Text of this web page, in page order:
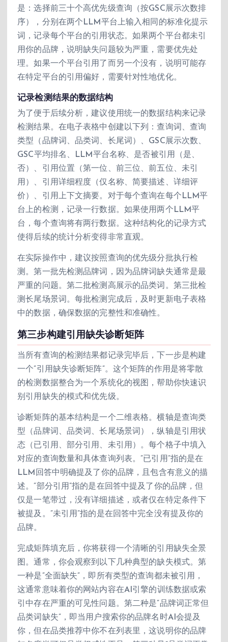
是：选择前三十个高优先级查询（按GSC展示次数排
序），分别在两个LLM平台上输入相同的标准化提示
词，记录每个平台的引用状态。如果两个平台都未引
用你的品牌，说明缺失问题较为严重，需要优先处
理。如果一个平台引用了而另一个没有，说明可能存
在特定平台的引用偏好，需要针对性地优化。
记录检测结果的数据结构
为了便于后续分析，建议使用统一的数据结构来记录
检测结果。在电子表格中创建以下列：查询词、查询
类型（品牌词、品类词、长尾词）、GSC展示次数、
GSC平均排名、LLM平台名称、是否被引用（是、
否）、引用位置（第一位、前三位、前五位、未引
用）、引用详细程度（仅名称、简要描述、详细评
价）、引用上下文摘要。对于每个查询在每个LLM平
台上的检测，记录一行数据。如果使用两个LLM平
台，每个查询将有两行数据。这种结构化的记录方式
使得后续的统计分析变得非常直观。
在实际操作中，建议按照查询的优先级分批执行检
测。第一批先检测品牌词，因为品牌词缺失通常是最
严重的问题。第二批检测高展示的品类词。第三批检
测长尾场景词。每批检测完成后，及时更新电子表格
中的数据，确保数据的完整性和准确性。
第三步构建引用缺失诊断矩阵
当所有查询的检测结果都记录完毕后，下一步是构建
一个”引用缺失诊断矩阵”。这个矩阵的作用是将零散
的检测数据整合为一个系统化的视图，帮助你快速识
别引用缺失的模式和优先级。
诊断矩阵的基本结构是一个二维表格。横轴是查询类
型（品牌词、品类词、长尾场景词），纵轴是引用状
态（已引用、部分引用、未引用）。每个格子中填入
对应的查询数量和具体查询列表。”已引用”指的是在
LLM回答中明确提及了你的品牌，且包含有意义的描
述。”部分引用”指的是在回答中提及了你的品牌，但
仅是一笔带过，没有详细描述，或者仅在特定条件下
被提及。”未引用”指的是在回答中完全没有提及你的
品牌。
完成矩阵填充后，你将获得一个清晰的引用缺失全景
图。通常，你会观察到以下几种典型的缺失模式。第
一种是”全面缺失”，即所有类型的查询都未被引用，
这通常意味着你的网站内容在AI引擎的训练数据或索
引中存在严重的可见性问题。第二种是”品牌词正常但
品类词缺失”，即当用户搜索你的品牌名时AI会提及
你，但在品类推荐中你不在列表里，这说明你的品牌